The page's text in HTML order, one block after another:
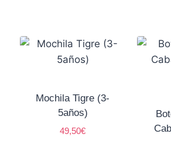
Mochila Tigre (3-
5años)
49,50€